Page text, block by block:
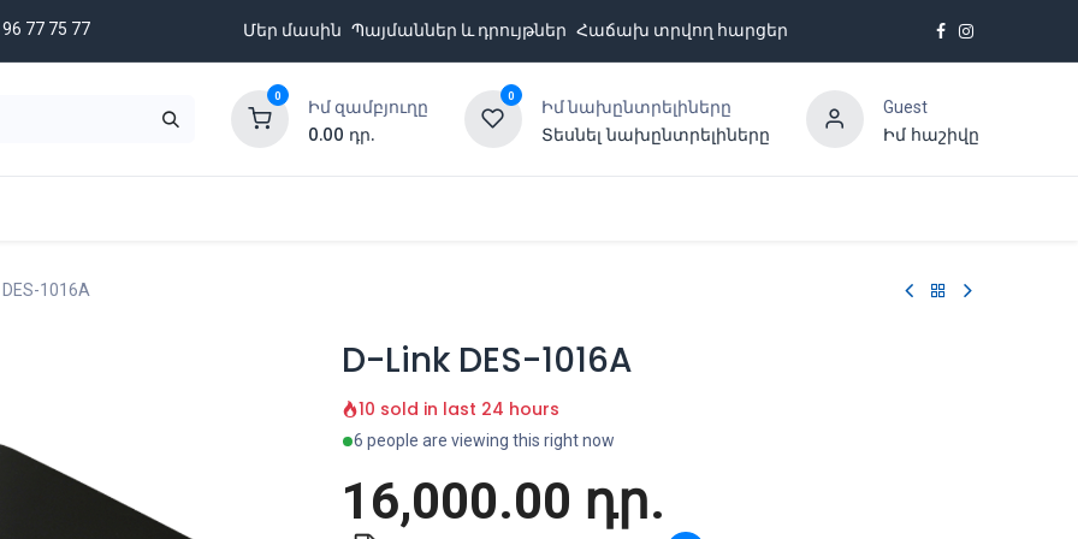
77 75 77 Մեր մասին Պայմաններ և դրույթներ Հաճախ տրվող հարցեր
0
Իմ զամբյուղը
0.00 դր.
0
Իմ նախընտրելիները
Տեսնել նախընտրելիները
Guest
Իմ հաշիվը
DES-1016A
D-Link DES-1016A
10 sold in last 24 hours
6 people are viewing this right now
16,000.00 դր.